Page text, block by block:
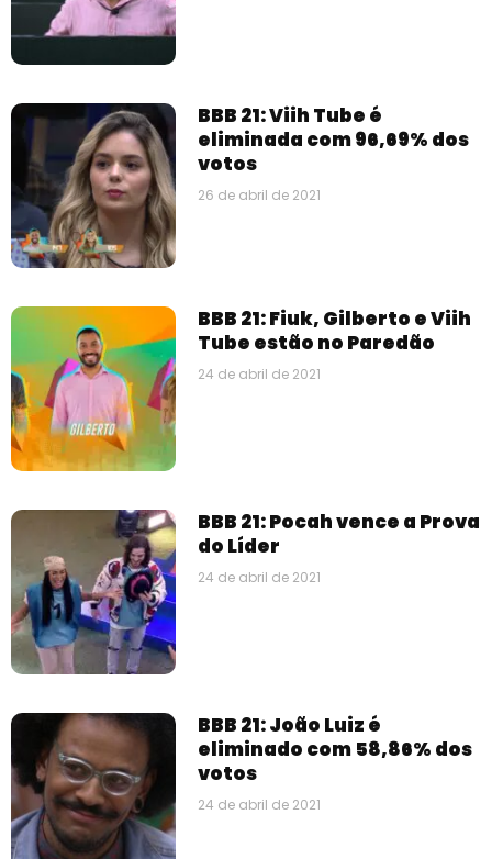
BBB 21: Viih Tube é
eliminada com 96,69% dos
votos
26 de abril de 2021
BBB 21: Fiuk, Gilberto e Viih
Tube estão no Paredão
24 de abril de 2021
BBB 21: Pocah vence a Prova
do Líder
24 de abril de 2021
BBB 21: João Luiz é
eliminado com 58,86% dos
votos
24 de abril de 2021